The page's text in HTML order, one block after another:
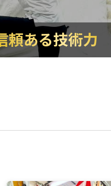
頼ある技術力